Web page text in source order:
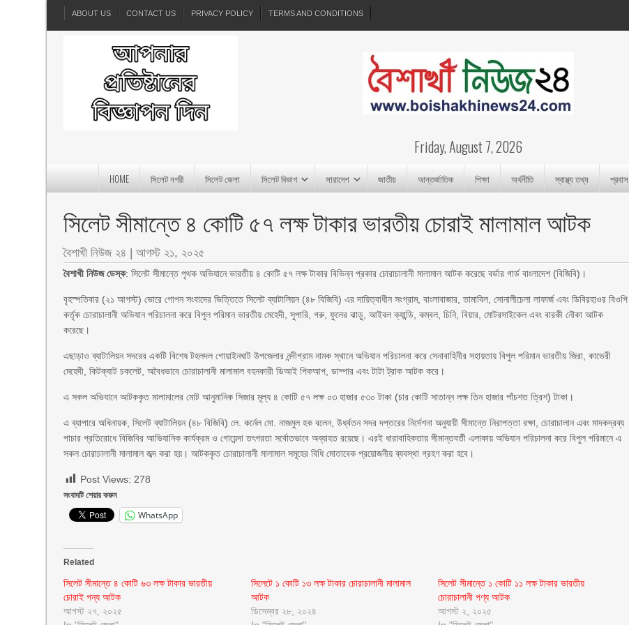
ABOUT US CONTACT US PRIVACY POLICY TERMS AND CONDITIONS
Friday, August 7, 2026
HOME সিলেট নগরী সিলেট জেলা সিলেট বিভাগ সারাদেশ জাতীয় আন্তর্জাতিক শিক্ষা অর্থনীতি স্বাস্থ্য তথ্য প্রবাস
সিলেট সীমান্তে ৪ কোটি ৫৭ লক্ষ টাকার ভারতীয় চোরাই মালামাল আটক
বৈশাখী নিউজ ২৪ |আগস্ট ২১, ২০২৫
বৈশাখী নিউজ ডেস্ক: সিলেট সীমান্তে পৃথক অভিযানে ভারতীয় ৪ কোটি ৫৭ লক্ষ টাকার বিভিন্ন প্রকার চোরাচালানী মালামাল আটক করেছে বর্ডার গার্ড বাংলাদেশ (বিজিবি)।
বৃহস্পতিবার (২১ আগস্ট) ভোরে গোপন সংবাদের ভিত্তিতে সিলেট ব্যাটালিয়ন (৪৮ বিজিবি) এর দায়িত্বাধীন সংগ্রাম, বাংলাবাজার, তামাবিল, সোনালীচেলা লাফার্জ এবং ডিবিরহাওর বিওপি
কর্তৃক চোরাচালানী অভিযান পরিচালনা করে বিপুল পরিমান ভারতীয় মেহেদী, সুপারি, গরু, ফুলের ঝাড়ু, আইবল ক্যান্ডি, কম্বল, চিনি, বিয়ার, মোটরসাইকেল এবং বারকী নৌকা আটক
করেছে।
এছাড়াও ব্যাটালিয়ন সদরের একটি বিশেষ টহলদল গোয়াইনঘাট উপজেলার নন্দীগ্রাম নামক স্থানে অভিযান পরিচালনা করে সেনাবাহিনীর সহায়তায় বিপুল পরিমান ভারতীয় জিরা, কাভেরী
মেহেদী, কিটক্যাট চকলেট, অবৈধভাবে চোরাচালানী মালামাল বহনকারী ডিআই পিকআপ, ডাম্পার এবং টাটা ট্রাক আটক করে।
এ সকল অভিযানে আটককৃত মালামালের মোট আনুমানিক সিজার মূল্য ৪ কোটি ৫৭ লক্ষ ০৩ হাজার ৫৩০ টাকা (চার কোটি সাতান্ন লক্ষ তিন হাজার পাঁচশত ত্রিশ) টাকা।
এ ব্যাপারে অধিনায়ক, সিলেট ব্যাটালিয়ন (৪৮ বিজিবি) লে. কর্নেল মো. নাজমুল হক বলেন, উর্ধ্বতন সদর দপ্তরের নির্দেশনা অনুযায়ী সীমান্তে নিরাপত্তা রক্ষা, চোরাচালান এবং মাদকদ্রব্য
পাচার প্রতিরোধে বিজিবির আভিযানিক কার্যক্রম ও গোয়েন্দা তৎপরতা সর্বোতভাবে অব্যাহত রয়েছে। এরই ধারাবাহিকতায় সীমান্তবর্তী এলাকায় অভিযান পরিচালনা করে বিপুল পরিমানে এ
সকল চোরাচালানী মালামাল জব্দ করা হয়। আটককৃত চোরাচালানী মালামাল সমূহের বিধি মোতাবেক প্রয়োজনীয় ব্যবস্থা গ্রহণ করা হবে।
Post Views: 278
সংবাদটি শেয়ার করুন
WhatsApp
Related
সিলেট সীমান্তে ৪ কোটি ৬৩ লক্ষ টাকার ভারতীয়
চোরাই পন্য আটক
আগস্ট ২৭, ২০২৫
সিলেটে ১ কোটি ১৩ লক্ষ টাকার চোরাচালানী মালামাল
আটক
ডিসেম্বর ২৮, ২০২৪
সিলেট সীমান্তে ১ কোটি ১১ লক্ষ টাকার ভারতীয়
চোরাচালানী পণ্য আটক
আগস্ট ২, ২০২৫